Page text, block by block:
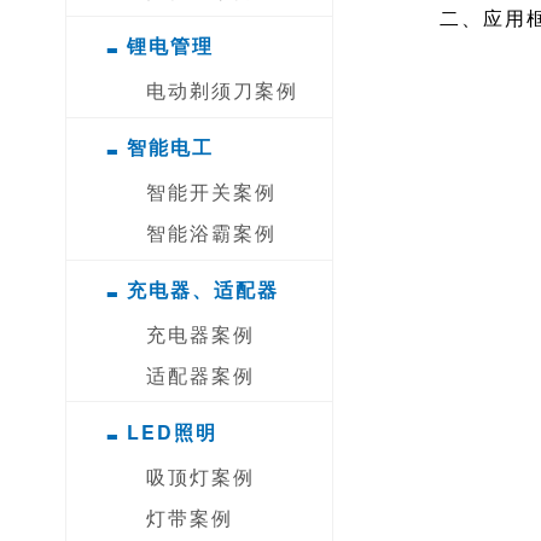
- 锂电管理
电动剃须刀案例
- 智能电工
智能开关案例
智能浴霸案例
- 充电器、适配器
充电器案例
适配器案例
- LED照明
吸顶灯案例
灯带案例
二、应用